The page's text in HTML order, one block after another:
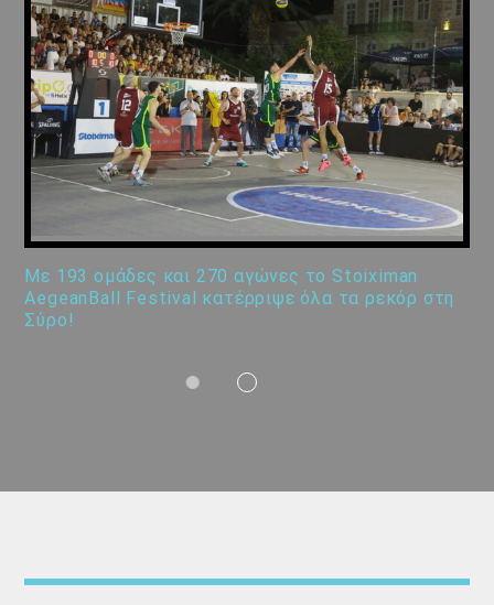
Με 193 ομάδες και 270 αγώνες το Stoiximan
AegeanBall Festival κατέρριψε όλα τα ρεκόρ στη
Σύρο!